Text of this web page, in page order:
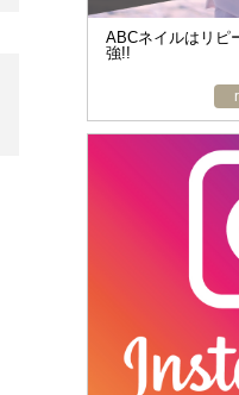
ABCネイルはリピ
強!!